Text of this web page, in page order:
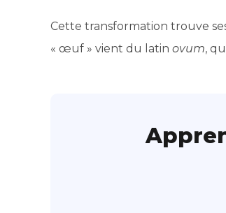
Cette transformation trouve
« œuf » vient du latin ovum,